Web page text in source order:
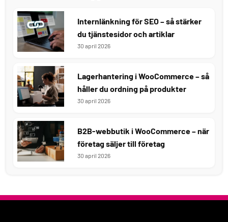
Internlänkning för SEO – så stärker
du tjänstesidor och artiklar
30 april 2026
Lagerhantering i WooCommerce – så
håller du ordning på produkter
30 april 2026
B2B-webbutik i WooCommerce – när
företag säljer till företag
30 april 2026